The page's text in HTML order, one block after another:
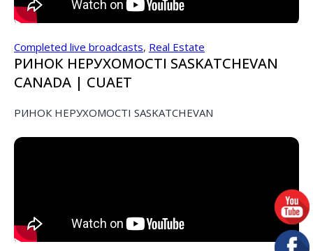
Completed live broadcasts, Real Estate
РИНОК НЕРУХОМОСТІ SASKATCHEVAN
CANADA | CUAET
РИНОК НЕРУХОМОСТІ SASKATCHEVAN